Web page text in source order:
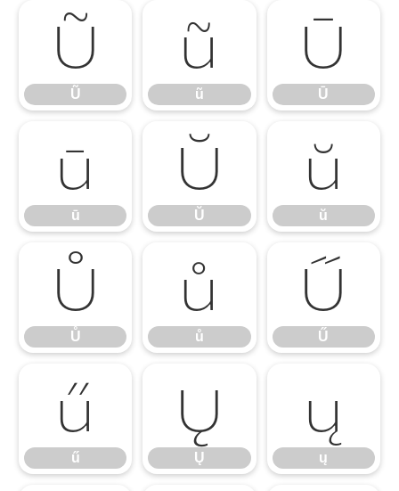
Ũ
Ũ
ũ
ũ
Ū
Ū
ū
ū
Ŭ
Ŭ
ŭ
ŭ
Ů
Ů
ů
ů
Ű
Ű
ű
ű
Ų
Ų
ų
ų